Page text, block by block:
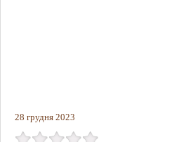
28 грудня 2023